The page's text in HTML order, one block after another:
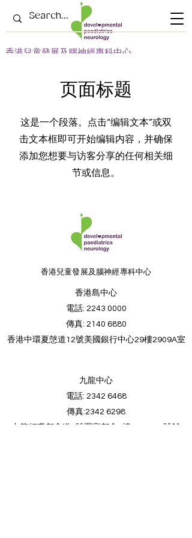
​香港兒童發展及腦神經專科中心
页面标题
这是一个段落。点击“编辑文本”或双
击文本框即可开始编辑内容，并确保
添加您想要与访客分享的任何相关细
节或信息。
​香港兒童發展及腦神經專科中心
香港島中心
電話: 2243 0000
傳真: 2140 6880
香港中環夏愨道12號美國銀行中心29樓2909A室
九龍中心
電話: 2342 6468
傳真​:2342 6298